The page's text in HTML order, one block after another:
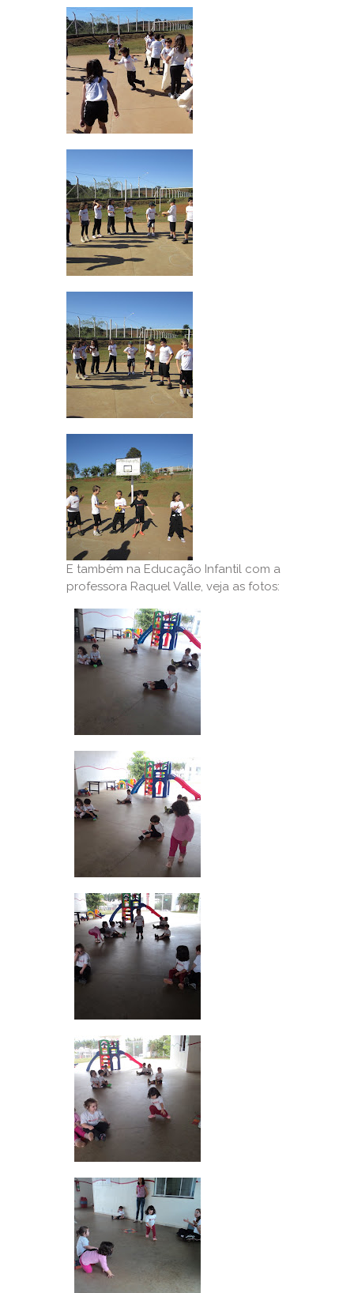
E também na Educação Infantil com a
professora Raquel Valle, veja as fotos: